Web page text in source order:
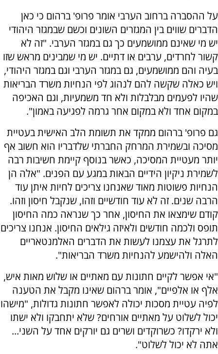
על ההסברה ברחוב הערבי אומר פרופ' ברהום כי כאן
הדברים שווים בין המגזרים השונים וכשם שבמגזר היהודי
יש מי שאינם ממושמעים כך גם במגזר הערבי. "זה לא
קשור לחרדים, ערבים או דתיים. יש מי שמבינים מראש שזו
בעיה והם ממושמעים, גם במגזר הערבי וגם במגזר היהודי,
ויש כאלה שקשה להם לנהוג לפי הנחיות משרד הבריאות
שהיו לפעמים מבלבלות ולא חד משמעיות, וגם האכיפה
במקום אחד ולא במקום אחר גרמה לפגיעה באמון".
גם פרופ' ברהום ממקד את תשומת הלב האישית בעטיית
מסיכה ובשמירת המרחק החברתי שלדבריו הוא חשוב אף
יותר מעטיית המסיכה, כאשר בנוסף קיימת חשיבות רבה
לשמירת ניקיון הידיים הבאות במגע עם הפנים. "אלה הן
הנחיות פשוטות מאוד שאנחנו צריכים לחיות איתן עוד
הרבה שנים. זה לא עוד חודשיים וזהו, שנקבל חיסון וזהו.
קודם שימצאו את החיסון, אחר כך שנראה כמה החיסון
תופס ולכמה חודשים ולאיזה גילאים החיסון. אנחנו צריכים
לתרגל את עצמנו לעשות את הדברים האלמנטאריים
האלה ולהישמע להנחיות משרד הבריאות".
"אי אפשר לקיים חתונות עם מאתיים או שלוש מאות איש,
אלף או אלפיים", אומר ברהום שאינו מקבל את הטענה
לפיה עטיית מסכות יכולה לאפשר חתונות גדולות, "מישהו
יכול לשלוט על מאתיים אורחים? שלא יתחבקו ולא ישתו
ולא ירקדו? כשרוקדים ושרים גם יורקים אחד על השני...
אתה לא יכול לשלוט".